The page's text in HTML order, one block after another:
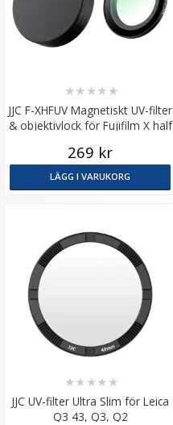
JJC F-XHFUV Magnetiskt UV-filter
& objektivlock för Fujifilm X half
★★ ★★ ★
269 kr
LÄGG I VARUKORG
JJC UV-filter Ultra Slim för Leica
Q3 43, Q3, Q2
★★ ★★ ★